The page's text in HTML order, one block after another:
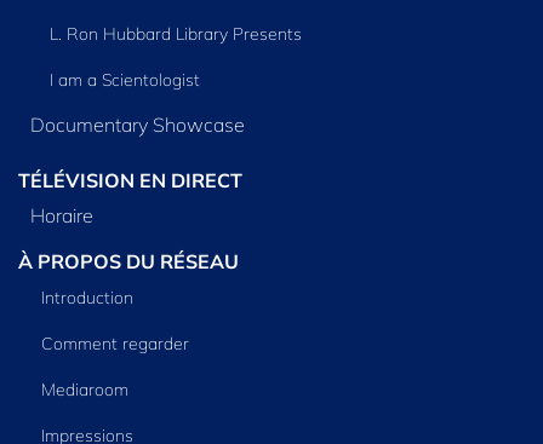
L. Ron Hubbard Library Presents
I am a Scientologist
Documentary Showcase
TÉLÉVISION EN DIRECT
Horaire
À PROPOS DU RÉSEAU
Introduction
Comment regarder
Mediaroom
Impressions